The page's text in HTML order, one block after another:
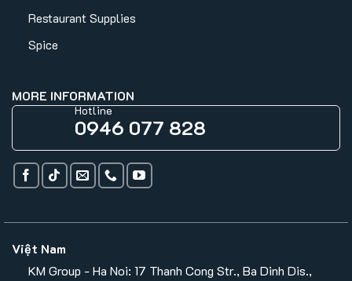
Restaurant Supplies
Spice
MORE INFORMATION
Hotline
0946 077 828
Việt Nam
KM Group - Ha Noi: 17 Thanh Cong Str., Ba Dinh Dis.,